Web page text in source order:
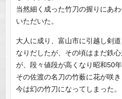
当然細く成った竹刀の握りにあ
いただいた。
大人に成り、富山市に引越し剣
なりだしたが、その頃はまだ鉄
が、段々値段が高くなり昭和50
その佐渡の名刀の竹薮に花が咲
今は幻の竹刀になってしまった。